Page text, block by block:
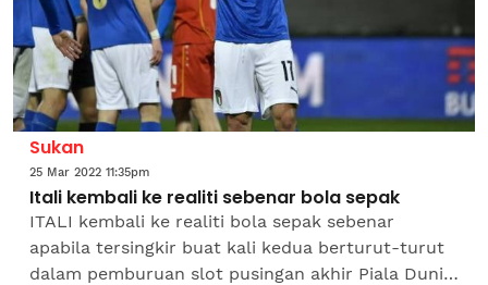
Sukan
25 Mar 2022 11:35pm
Itali kembali ke realiti sebenar bola sepak
ITALI kembali ke realiti bola sepak sebenar
apabila tersingkir buat kali kedua berturut-turut
dalam pemburuan slot pusingan akhir Piala Dunia